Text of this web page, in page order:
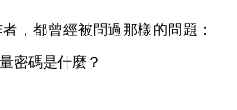
，都曾經被問過那樣的問題：
密碼是什麼？